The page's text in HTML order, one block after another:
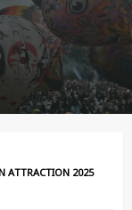
ATTRACTION 2025